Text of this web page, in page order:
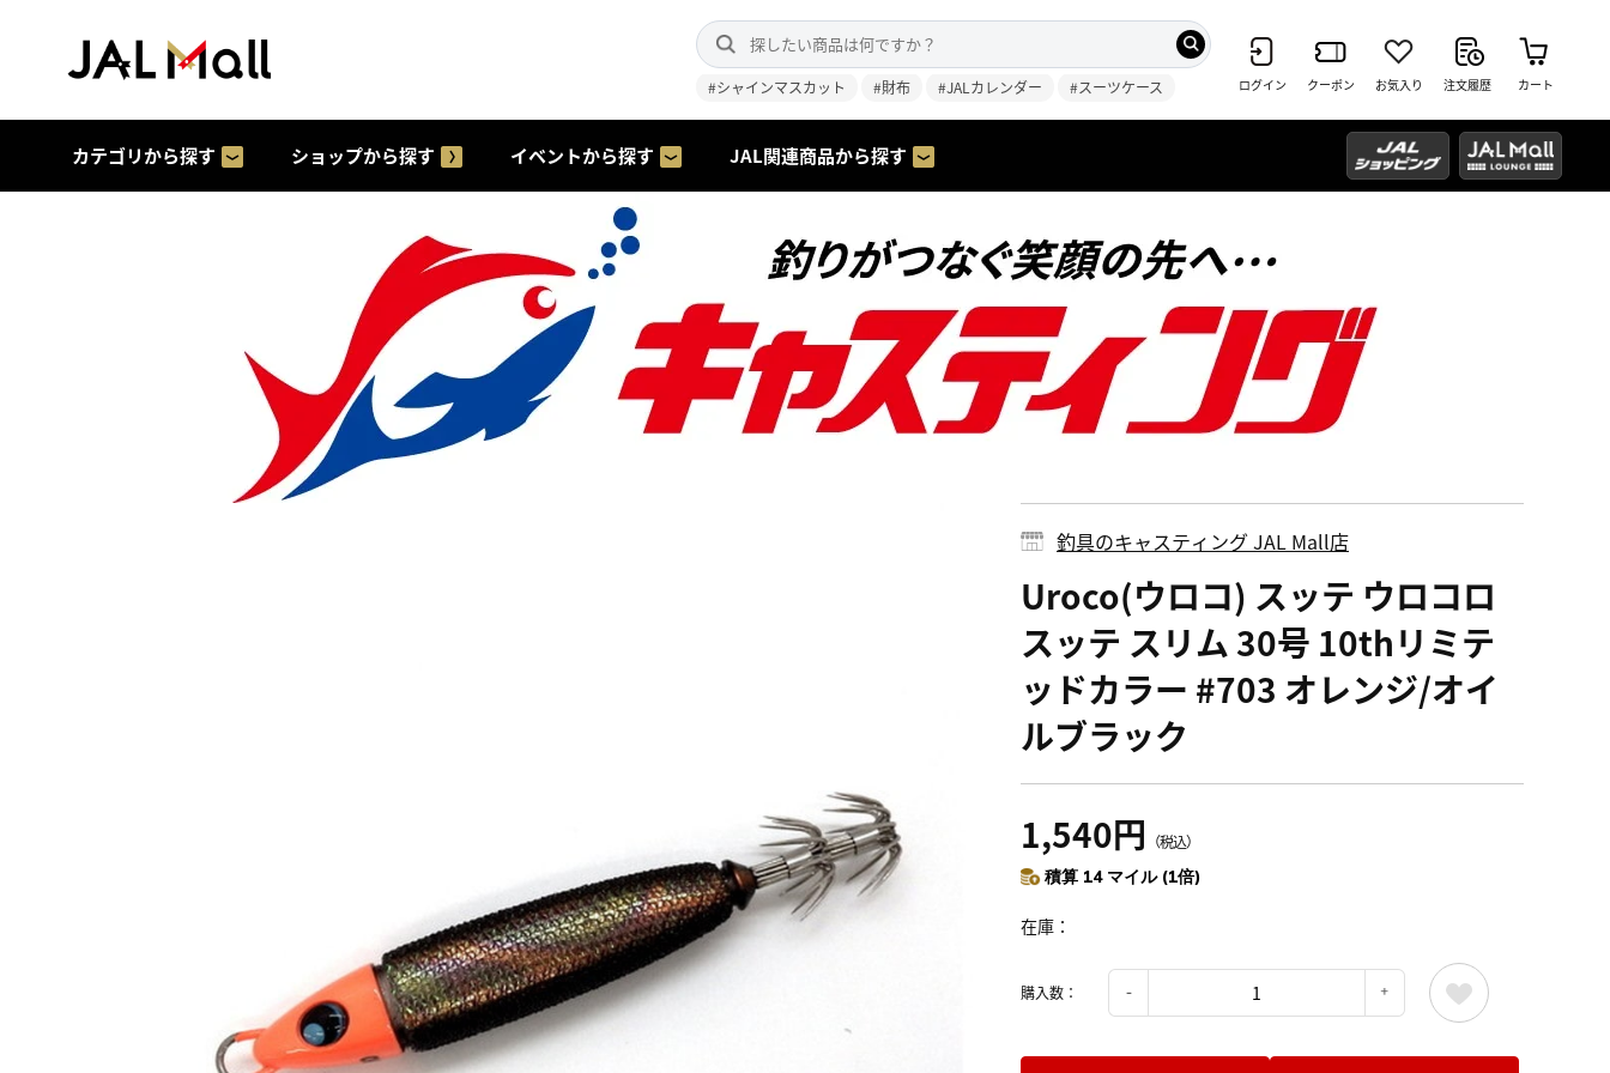
#シャインマスカット #財布 #JALカレンダー #スーツケース ログイン クーポン お気入り 注文履歴 カート
カテゴリから探す ショップから探す イベントから探す JAL関連商品から探す
釣具のキャスティング JAL Mall店
Uroco(ウロコ) スッテ ウロコロ
スッテ スリム 30号 10thリミテ
ッドカラー #703 オレンジ/オイ
ルブラック
1,540円 （税込）
積算 14 マイル (1倍)
在庫
購入数：